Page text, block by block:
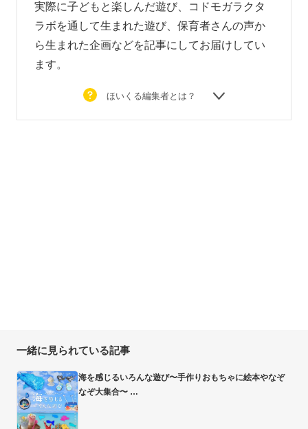
実際に子どもと楽しんだ遊び、コドモガラクタ
ラボを通して生まれた遊び、 保育者さんの声か
ら生まれた企画などを記事にしてお届けしてい
ます。
ほいくる編集者とは？
一緒に見られている記事
海を感じるいろんな遊び〜手作りおもちゃに絵本やなぞ
なぞ大集合〜